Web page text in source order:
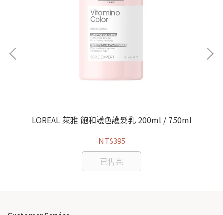
LOREAL 萊雅 飽和護色護髮乳 200ml / 750ml
NT$395
已售完